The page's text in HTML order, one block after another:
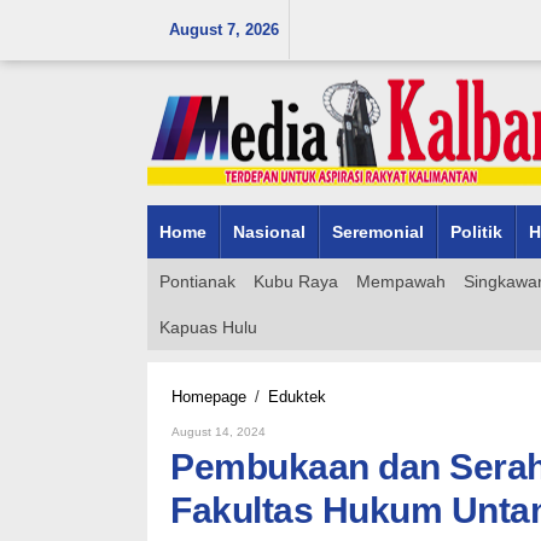
August 7, 2026
Home Nasional Seremonial Politik
Pontianak Kubu Raya Mempawah
Kapuas Hulu
Homepage / Eduktek
Terima
Mahasiswa
KKN
Fakultas
August 14, 2024
Pembukaan dan
Fakultas Hukum